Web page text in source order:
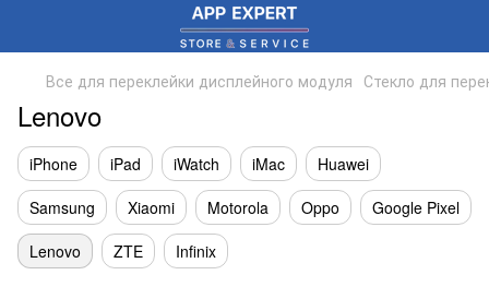
Все для переклейки дисплейного модуля Стекло для
Lenovo
iPhone iPad iWatch iMac
Huawei
Samsung
Xiaomi Motorola Oppo
Google Pixel
Lenovo
ZTE Infinix